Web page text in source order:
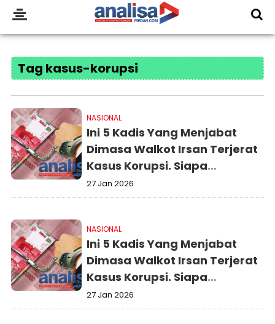
Tag kasus-korupsi
NASIONAL
Ini 5 Kadis Yang Menjabat
Dimasa Walkot Irsan Terjerat
Kasus Korupsi. Siapa
Menyusul!
27 Jan 2026
NASIONAL
Ini 5 Kadis Yang Menjabat
Dimasa Walkot Irsan Terjerat
Kasus Korupsi. Siapa
Menyusul!
27 Jan 2026